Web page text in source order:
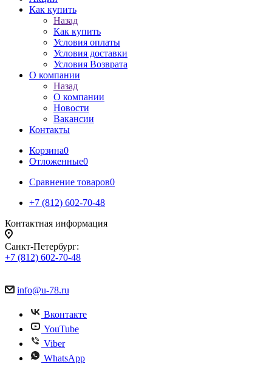
Как купить
Назад
Как купить
Условия оплаты
Условия доставки
Условия Возврата
О компании
Назад
О компании
Новости
Вакансии
Контакты
Корзина0
Отложенные0
Сравнение товаров0
+7 (812) 602-70-48
Контактная информация
Санкт-Петербург:
+7 (812) 602-70-48
info@u-78.ru
Вконтакте
YouTube
Viber
WhatsApp